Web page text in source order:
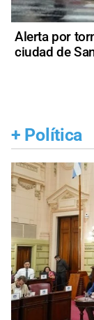
Alerta por
ciudad de
+ Política